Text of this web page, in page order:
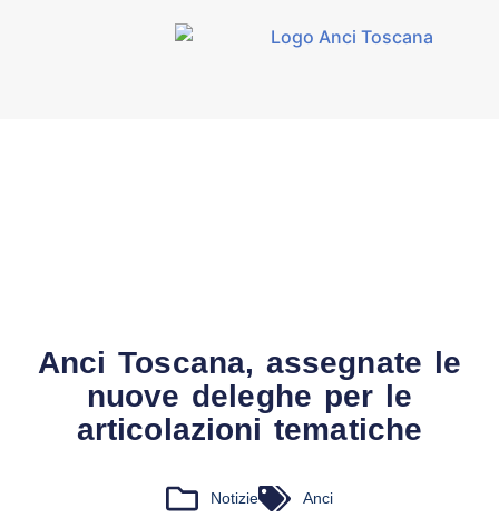
Anci Toscana, assegnate le
nuove deleghe per le
articolazioni tematiche
Notizie Anci